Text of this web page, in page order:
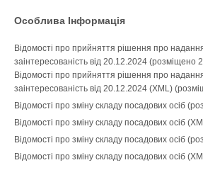
Особлива Інформація
Відомості про прийняття рішення про
заінтересованість від 20.12.2024 (розміщено
Відомості про прийняття рішення про
заінтересованість від 20.12.2024 (XML)
Відомості про зміну складу посадових осіб
Відомості про зміну складу посадових осіб
Відомості про зміну складу посадових осіб
Відомості про зміну складу посадових осіб